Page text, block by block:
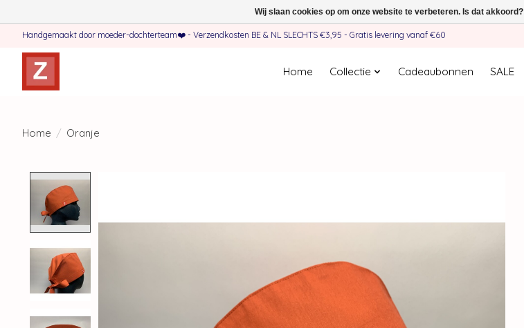
Handgemaakt door moeder-dochterteam❤️ - Verzendkosten BE & NL SLECHTS €3,95 - Gratis levering vanaf €60
Home Collectie Cadeaubonnen SALE
Home / Oranje
Wij slaan cookies op om onze website te verbeteren. Is dat akkoord?